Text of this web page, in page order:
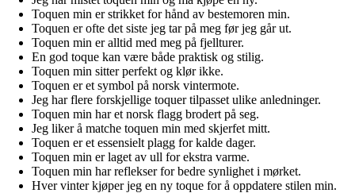
Toquen min er strikket for hånd av bestemoren min.
Toquen er ofte det siste jeg tar på meg før jeg går ut.
Toquen min er alltid med meg på fjellturer.
En god toque kan være både praktisk og stilig.
Toquen min sitter perfekt og klør ikke.
Toquen er et symbol på norsk vintermote.
Jeg har flere forskjellige toquer tilpasset ulike anledninger.
Toquen min har et norsk flagg brodert på seg.
Jeg liker å matche toquen min med skjerfet mitt.
Toquen er et essensielt plagg for kalde dager.
Toquen min er laget av ull for ekstra varme.
Toquen min har reflekser for bedre synlighet i mørket.
Hver vinter kjøper jeg en ny toque for å oppdatere stilen min.